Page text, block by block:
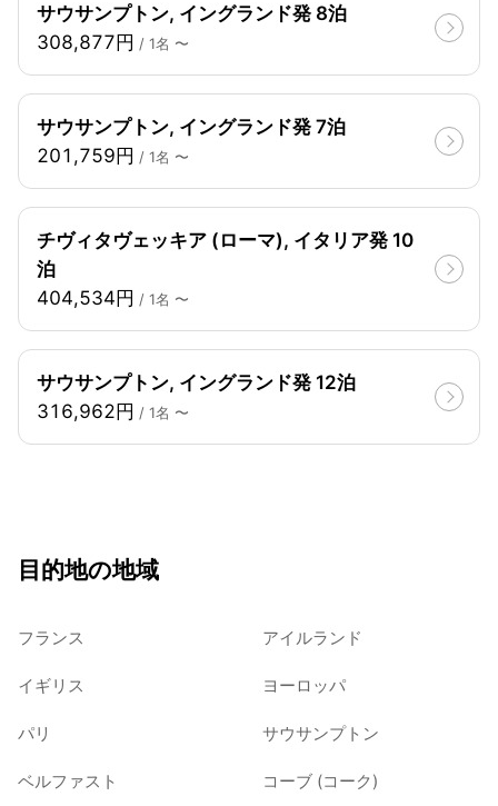
サウサンプトン, イングランド発 8泊
308,877円 / 1名 〜
サウサンプトン, イングランド発 7泊
201,759円 / 1名 〜
チヴィタヴェッキア (ローマ), イタリア発 10
泊
404,534円 / 1名 〜
サウサンプトン, イングランド発 12泊
316,962円 / 1名 〜
目的地の地域
フランス アイルランド
イギリス ヨーロッパ
パリ サウサンプトン
ベルファスト コーブ (コーク)